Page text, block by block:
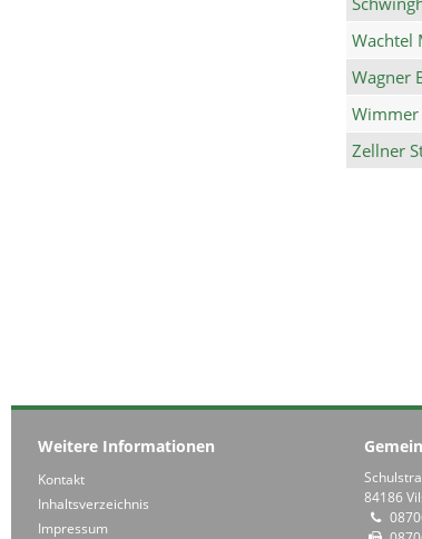
Wachtel
Wagner
Zellner
Weitere Informationen
Kontakt
Inhaltsverzeichnis
Impressum
84186